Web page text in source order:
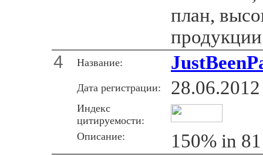
план,
4 Название:
Дата регистрации: 28.06.2012
Индекс
цитируемости:
Описание:
150% in